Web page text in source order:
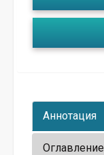
Аннотация
Оглавление